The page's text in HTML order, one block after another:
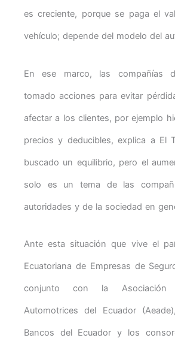
es creciente, porque se paga el
vehículo; depende del modelo del
En ese marco, las compañías
tomado acciones para evitar
afectar a los clientes, por ejemplo
precios y deducibles, explica a El
buscado un equilibrio, pero el
solo es un tema de las
autoridades y de la sociedad en
Ante esta situación que vive el
Ecuatoriana de Empresas de
conjunto con la Asociación
Automotrices del Ecuador
Bancos del Ecuador y los